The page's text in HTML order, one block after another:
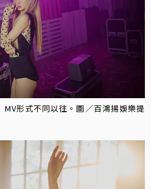
形式不同以往。圖／百鴻揚娛樂提